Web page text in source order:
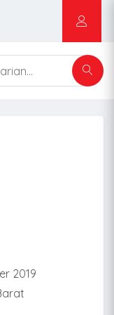
2019